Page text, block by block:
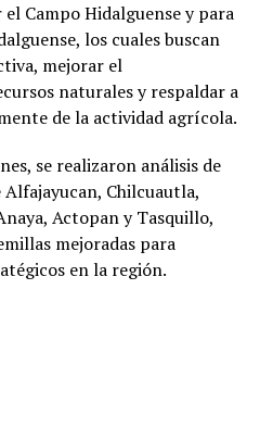
Campo Hidalguense y para
los cuales buscan
mejorar el
naturales y respaldar a
de la actividad agrícola.
se realizaron análisis de
Chilcuautla,
Actopan y Tasquillo,
mejoradas para
en la región.